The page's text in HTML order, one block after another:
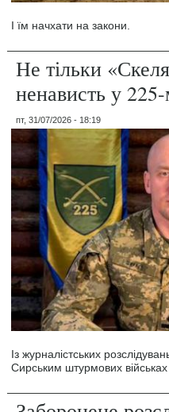
І їм начхати на закони.
Не тільки
ненависть у
пт, 31/07/2026 - 18:19
Із журналістських
Сирським штурмових